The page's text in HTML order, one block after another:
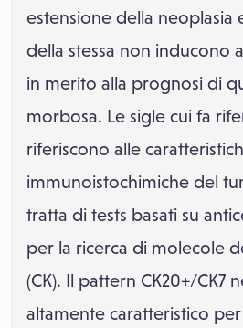
estensione della neoplasia
della stessa non inducono
in merito alla prognosi di
morbosa. Le sigle cui fa
riferiscono alle
immunoistochimiche del
tratta di tests basati su
per la ricerca di molecole
(CK). Il pattern CK20+/CK7
altamente caratteristico per